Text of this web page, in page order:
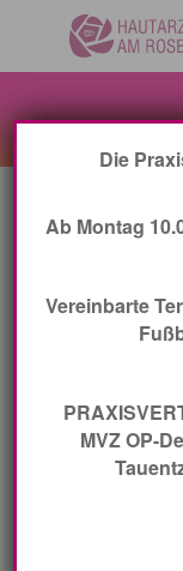
Die
Ab Montag
Vereinbarte
MVZ OP-